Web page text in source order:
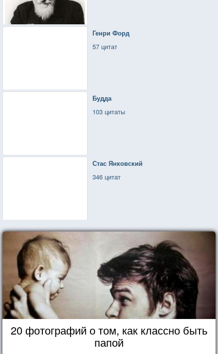
Генри Форд
57 цитат
Будда
103 цитаты
Стас Янковский
346 цитат
20 фотографий о том, как классно быть
папой